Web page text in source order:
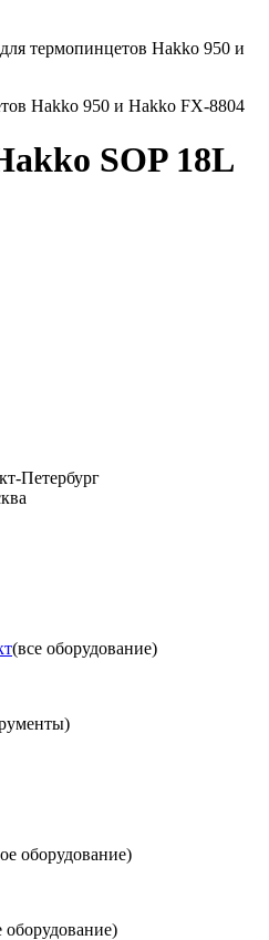
термопинцетов Hakko 950 и
Hakko 950 и Hakko FX-8804
SOP 18L
Петербург
(все оборудование)
оборудование)
оборудование)